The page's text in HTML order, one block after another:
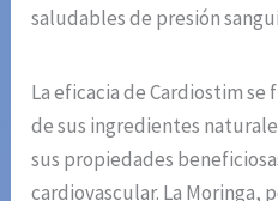
saludables de presión
La eficacia de Cardiostim
de sus ingredientes
sus propiedades
cardiovascular. La Moringa,